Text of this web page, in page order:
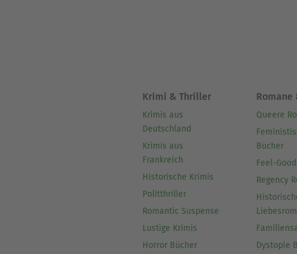
Krimi & Thriller
Krimis aus
Deutschland
Krimis aus
Frankreich
Historische Krimis
Politthriller
Romantic Suspense
Lustige Krimis
Horror Bücher
Romane
Queere
Bücher
Feel-
Regency
Dystopie